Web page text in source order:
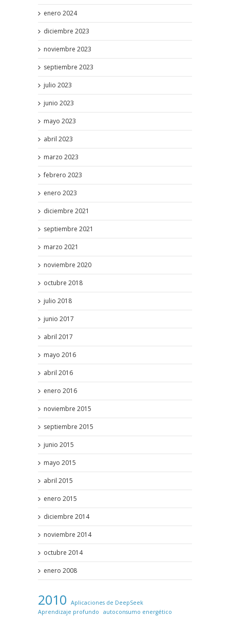
enero 2024
diciembre 2023
noviembre 2023
septiembre 2023
julio 2023
junio 2023
mayo 2023
abril 2023
marzo 2023
febrero 2023
enero 2023
diciembre 2021
septiembre 2021
marzo 2021
noviembre 2020
octubre 2018
julio 2018
junio 2017
abril 2017
mayo 2016
abril 2016
enero 2016
noviembre 2015
septiembre 2015
junio 2015
mayo 2015
abril 2015
enero 2015
diciembre 2014
noviembre 2014
octubre 2014
enero 2008
2010
Aplicaciones de DeepSeek
Aprendizaje profundo
autoconsumo energético